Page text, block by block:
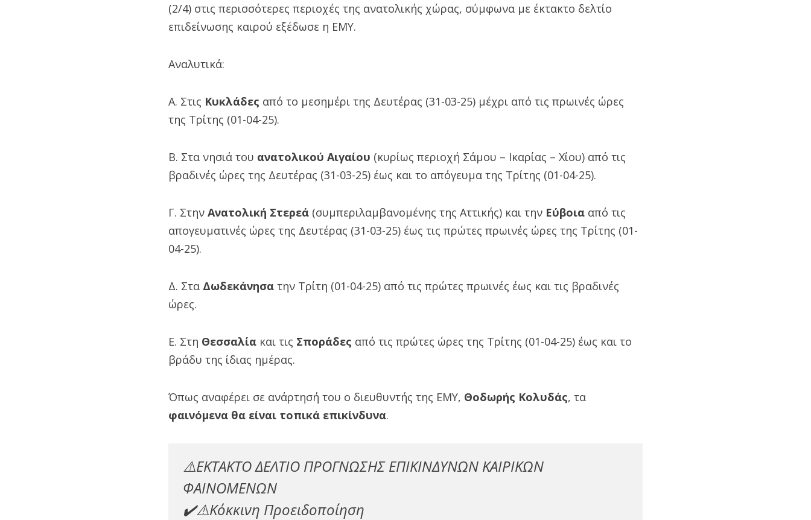
(2/4) στις περισσότερες περιοχές της ανατολικής χώρας, σύμφωνα με έκτακτο δελτίο
επιδείνωσης καιρού εξέδωσε η ΕΜΥ.
Αναλυτικά:
Α. Στις Κυκλάδες από το μεσημέρι της Δευτέρας (31-03-25) μέχρι από τις πρωινές ώρες
της Τρίτης (01-04-25).
Β. Στα νησιά του ανατολικού Αιγαίου (κυρίως περιοχή Σάμου – Ικαρίας – Χίου) από τις
βραδινές ώρες της Δευτέρας (31-03-25) έως και το απόγευμα της Τρίτης (01-04-25).
Γ. Στην Ανατολική Στερεά (συμπεριλαμβανομένης της Αττικής) και την Εύβοια από τις
απογευματινές ώρες της Δευτέρας (31-03-25) έως τις πρώτες πρωινές ώρες της Τρίτης (01-
04-25).
Δ. Στα Δωδεκάνησα την Τρίτη (01-04-25) από τις πρώτες πρωινές έως και τις βραδινές
ώρες.
Ε. Στη Θεσσαλία και τις Σποράδες από τις πρώτες ώρες της Τρίτης (01-04-25) έως και το
βράδυ της ίδιας ημέρας.
Όπως αναφέρει σε ανάρτησή του ο διευθυντής της ΕΜΥ, Θοδωρής Κολυδάς, τα
φαινόμενα θα είναι τοπικά επικίνδυνα.
⚠️ΕΚΤΑΚΤΟ ΔΕΛΤΙΟ ΠΡΟΓΝΩΣΗΣ ΕΠΙΚΙΝΔΥΝΩΝ ΚΑΙΡΙΚΩΝ
ΦΑΙΝΟΜΕΝΩΝ
✔️⚠️Κόκκινη Προειδοποίηση